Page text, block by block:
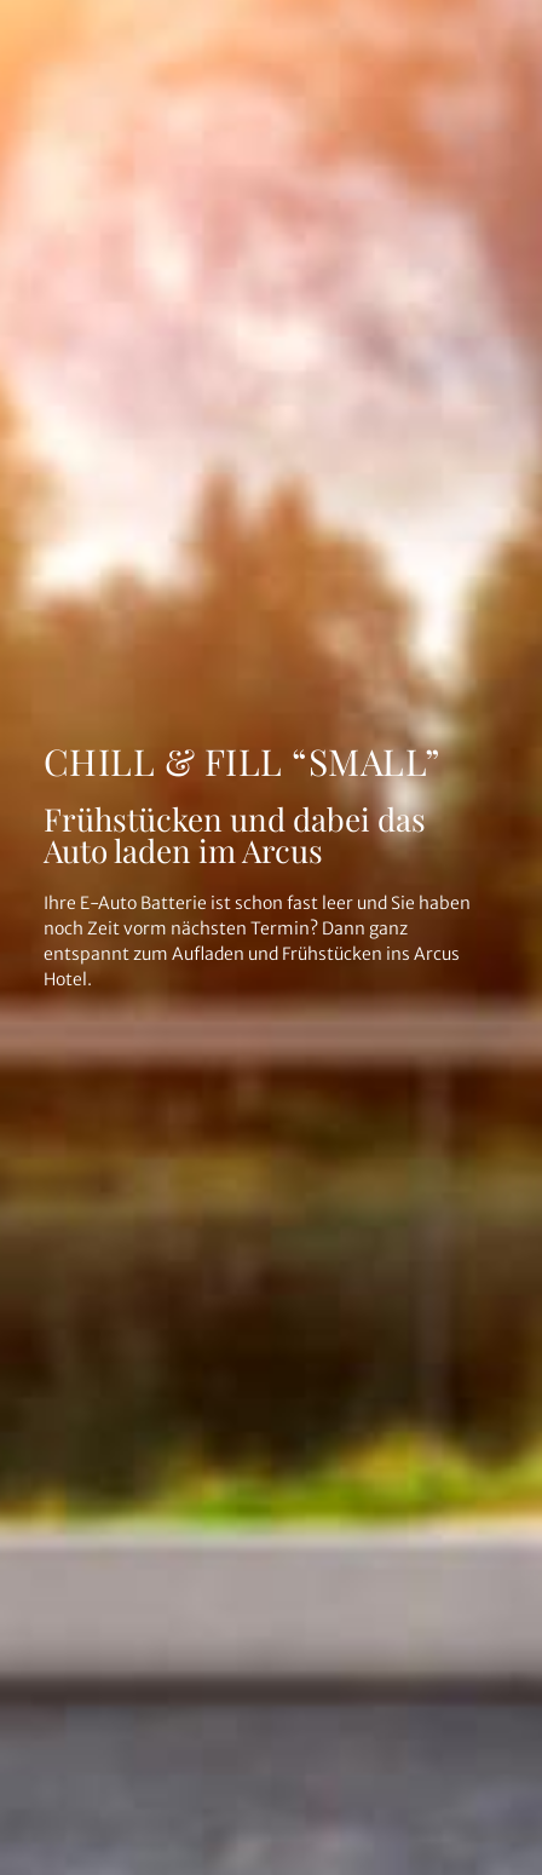
CHILL & FILL “SMALL”
Frühstücken und dabei das
Auto laden im Arcus
Ihre E-Auto Batterie ist schon fast leer und Sie haben
noch Zeit vorm nächsten Termin? Dann ganz
entspannt zum Aufladen und Frühstücken ins Arcus
Hotel.